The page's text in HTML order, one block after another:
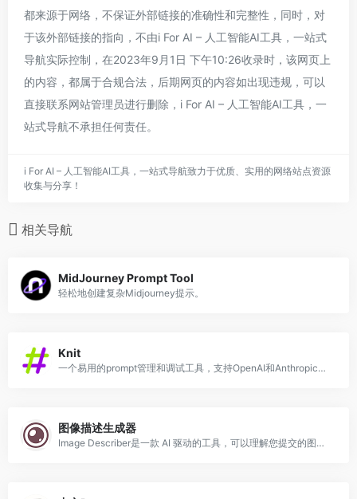
都来源于网络，不保证外部链接的准确性和完整性，同时，对
于该外部链接的指向，不由i For AI – 人工智能AI工具，一站式
导航实际控制，在2023年9月1日 下午10:26收录时，该网页上
的内容，都属于合规合法，后期网页的内容如出现违规，可以
直接联系网站管理员进行删除，i For AI – 人工智能AI工具，一
站式导航不承担任何责任。
i For AI – 人工智能AI工具，一站式导航致力于优质、实用的网络站点资源
收集与分享！
相关导航
MidJourney Prompt Tool
轻松地创建复杂Midjourney提示。
Knit
一个易用的prompt管理和调试工具，支持OpenAI和Anthropic的模型
图像描述生成器
Image Describer是一款 AI 驱动的工具，可以理解您提交的图像内容，并根据您的要求输出图像描述